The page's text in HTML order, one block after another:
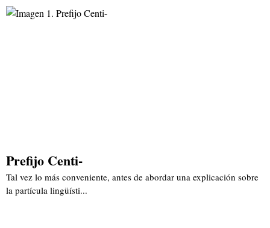
Prefijo Centi-
Tal vez lo más conveniente, antes de abordar una explicación sobre
la partícula lingüísti...